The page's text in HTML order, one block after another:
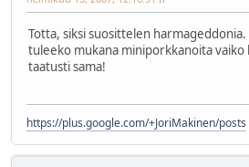
Totta, siksi suosittelen harmageddonia.
tuleeko mukana miniporkkanoita vaiko
taatusti sama!
https://plus.google.com/+JoriMakinen/posts